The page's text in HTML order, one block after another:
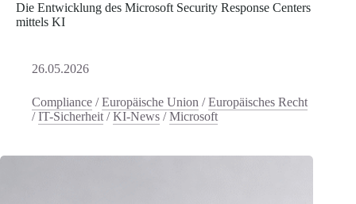
Die Entwicklung des Microsoft Security Response Centers
mittels KI
26.05.2026
Compliance /Europäische Union /Europäisches Recht
/IT-Sicherheit /KI-News /Microsoft